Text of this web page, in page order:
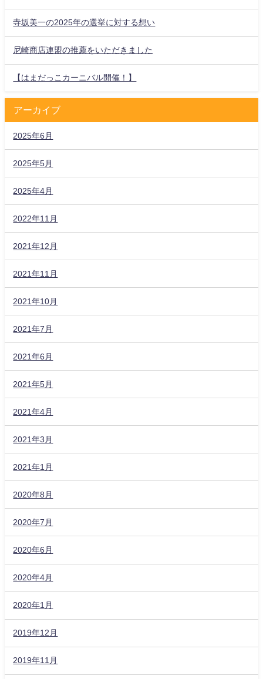
寺坂美一の2025年の選挙に対する想い
尼崎商店連盟の推薦をいただきました
【はまだっこカーニバル開催！】
アーカイブ
2025年6月
2025年5月
2025年4月
2022年11月
2021年12月
2021年11月
2021年10月
2021年7月
2021年6月
2021年5月
2021年4月
2021年3月
2021年1月
2020年8月
2020年7月
2020年6月
2020年4月
2020年1月
2019年12月
2019年11月